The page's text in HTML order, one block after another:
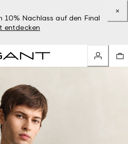
10% Nachlass auf den Final
entdecken